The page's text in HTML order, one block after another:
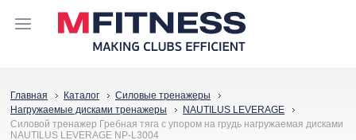
Главная Каталог
Силовые тренажеры
Нагружаемые дисками тренажеры
NAUTILUS LEVERAGE
Силовой тренажер Гребная тяга с упором на грудь нагружаемая дисками
NAUTILUS LEVERAGE NP-L3004